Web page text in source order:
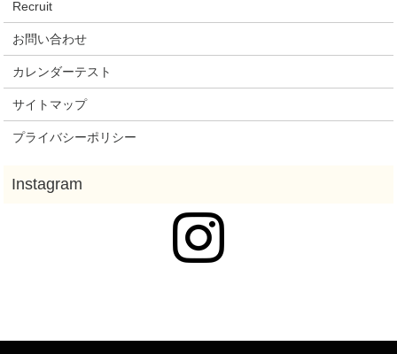
Recruit
お問い合わせ
カレンダーテスト
サイトマップ
プライバシーポリシー